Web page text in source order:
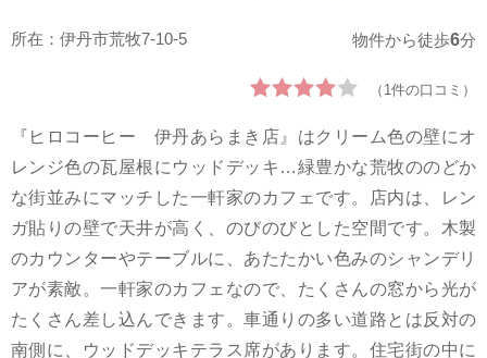
所在：伊丹市荒牧7-10-5 物件から徒歩6分
（1件の口コミ）
『ヒロコーヒー 伊丹あらまき店』はクリーム色の壁にオ
レンジ色の瓦屋根にウッドデッキ…緑豊かな荒牧ののどか
な街並みにマッチした一軒家のカフェです。店内は、レン
ガ貼りの壁で天井が高く、のびのびとした空間です。木製
のカウンターやテーブルに、あたたかい色みのシャンデリ
アが素敵。一軒家のカフェなので、たくさんの窓から光が
たくさん差し込んできます。車通りの多い道路とは反対の
南側に、ウッドデッキテラス席があります。住宅街の中に